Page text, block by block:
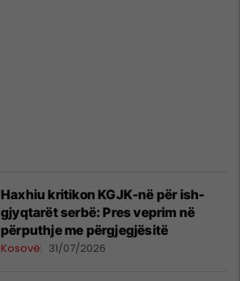
​Haxhiu kritikon KGJK-në për ish-
gjyqtarët serbë: Pres veprim në
përputhje me përgjegjësitë
Kosovë 31/07/2026